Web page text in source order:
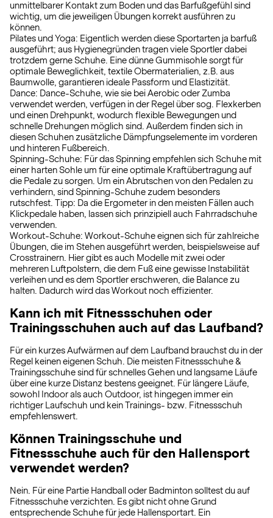
unmittelbarer Kontakt zum Boden und das Barfußgefühl sind
wichtig, um die jeweiligen Übungen korrekt ausführen zu
können.
Pilates und Yoga: Eigentlich werden diese Sportarten ja barfuß
ausgeführt; aus Hygienegründen tragen viele Sportler dabei
trotzdem gerne Schuhe. Eine dünne Gummisohle sorgt für
optimale Beweglichkeit, textile Obermaterialien, z.B. aus
Baumwolle, garantieren ideale Passform und Elastizität.
Dance: Dance-Schuhe, wie sie bei Aerobic oder Zumba
verwendet werden, verfügen in der Regel über sog. Flexkerben
und einen Drehpunkt, wodurch flexible Bewegungen und
schnelle Drehungen möglich sind. Außerdem finden sich in
diesen Schuhen zusätzliche Dämpfungselemente im vorderen
und hinteren Fußbereich.
Spinning-Schuhe: Für das Spinning empfehlen sich Schuhe mit
einer harten Sohle um für eine optimale Kraftübertragung auf
die Pedale zu sorgen. Um ein Abrutschen von den Pedalen zu
verhindern, sind Spinning-Schuhe zudem besonders
rutschfest. Tipp: Da die Ergometer in den meisten Fällen auch
Klickpedale haben, lassen sich prinzipiell auch Fahrradschuhe
verwenden.
Workout-Schuhe: Workout-Schuhe eignen sich für zahlreiche
Übungen, die im Stehen ausgeführt werden, beispielsweise auf
Crosstrainern. Hier gibt es auch Modelle mit zwei oder
mehreren Luftpolstern, die dem Fuß eine gewisse Instabilität
verleihen und es dem Sportler erschweren, die Balance zu
halten. Dadurch wird das Workout noch effizienter.
Kann ich mit Fitnessschuhen oder
Trainingsschuhen auch auf das Laufband?
Für ein kurzes Aufwärmen auf dem Laufband brauchst du in der
Regel keinen eigenen Schuh. Die meisten Fitnessschuhe &
Trainingsschuhe sind für schnelles Gehen und langsame Läufe
über eine kurze Distanz bestens geeignet. Für längere Läufe,
sowohl Indoor als auch Outdoor, ist hingegen immer ein
richtiger Laufschuh und kein Trainings- bzw. Fitnessschuh
empfehlenswert.
Können Trainingsschuhe und
Fitnessschuhe auch für den Hallensport
verwendet werden?
Nein. Für eine Partie Handball oder Badminton solltest du auf
Fitnessschuhe verzichten. Es gibt nicht ohne Grund
entsprechende Schuhe für jede Hallensportart. Ein